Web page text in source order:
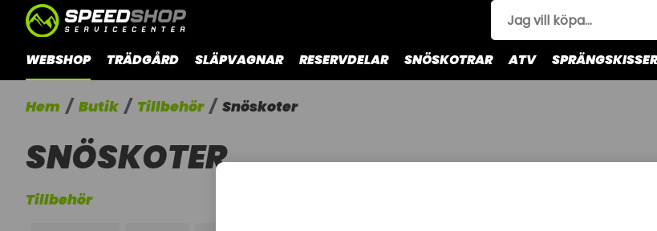
WEBSHOP TRÄDGÅRD SLÄPVAGNAR RESERVDELAR SNÖSKOTRAR ATV SPRÄNGSKISSER
Hem Butik Tillbehör Snöskoter
SNÖSKOTER
Tillbehör